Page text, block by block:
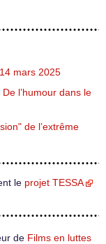
mars 2025
l’humour dans le
de l’extrême
le projet TESSA
de Films en luttes